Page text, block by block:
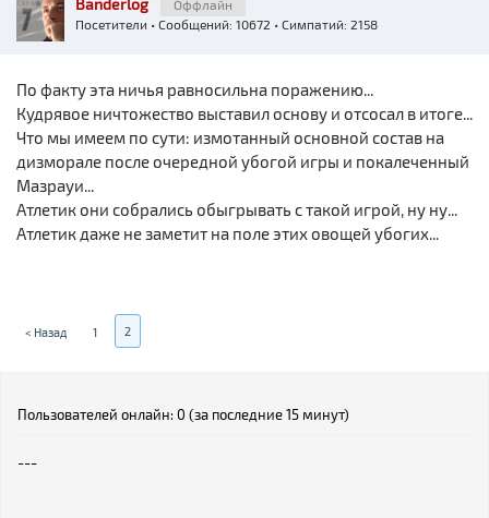
Banderlog
Оффлайн
Посетители • Сообщений: 10672 • Симпатий: 2158
По факту эта ничья равносильна поражению...
Кудрявое ничтожество выставил основу и отсосал в итоге...
Что мы имеем по сути: измотанный основной состав на
дизморале после очередной убогой игры и покалеченный
Мазрауи...
Атлетик они собрались обыгрывать с такой игрой, ну ну...
Атлетик даже не заметит на поле этих овощей убогих...
< Назад 1 2
Пользователей онлайн: 0 (за последние 15 минут)
---